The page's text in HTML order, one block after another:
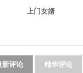
上门女婿
新评论 精华评论